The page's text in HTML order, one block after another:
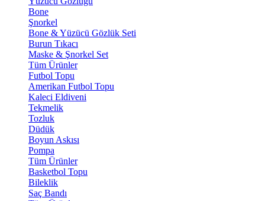
Bone
Şnorkel
Bone & Yüzücü Gözlük Seti
Burun Tıkacı
Maske & Şnorkel Set
Tüm Ürünler
Futbol Topu
Amerikan Futbol Topu
Kaleci Eldiveni
Tekmelik
Tozluk
Düdük
Boyun Askısı
Pompa
Tüm Ürünler
Basketbol Topu
Bileklik
Saç Bandı